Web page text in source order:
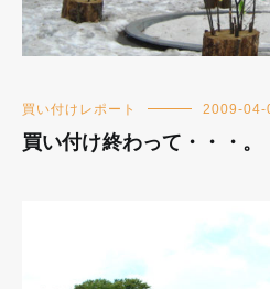
買い付けレポート 2009-04-
買い付け終わって・・・。